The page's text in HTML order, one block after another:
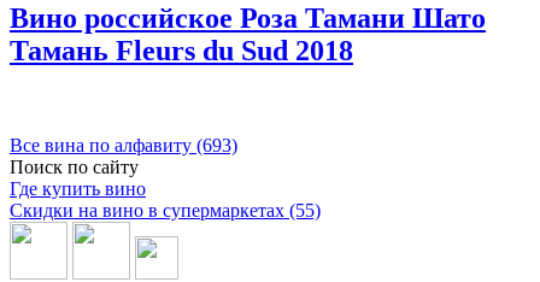
Вино российское Роза Тамани Шато
Тамань Fleurs du Sud 2018
Все вина по алфавиту (693)
Поиск по сайту
Где купить вино
Скидки на вино в супермаркетах (55)